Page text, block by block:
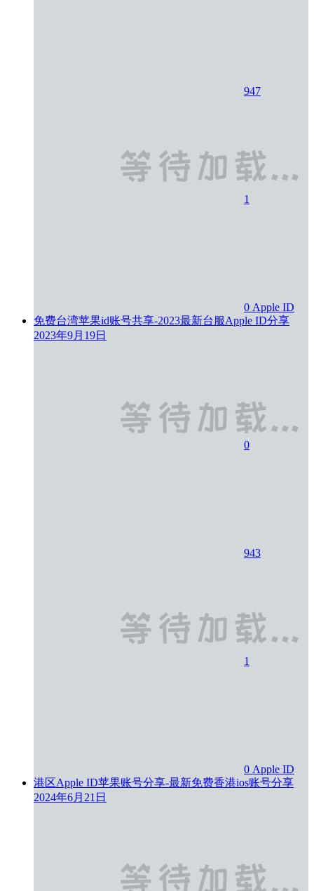
947
1
0 Apple ID
免费台湾苹果id账号共享-2023最新台服Apple ID分享
2023年9月19日
0
943
1
0 Apple ID
港区Apple ID苹果账号分享-最新免费香港ios账号分享
2024年6月21日